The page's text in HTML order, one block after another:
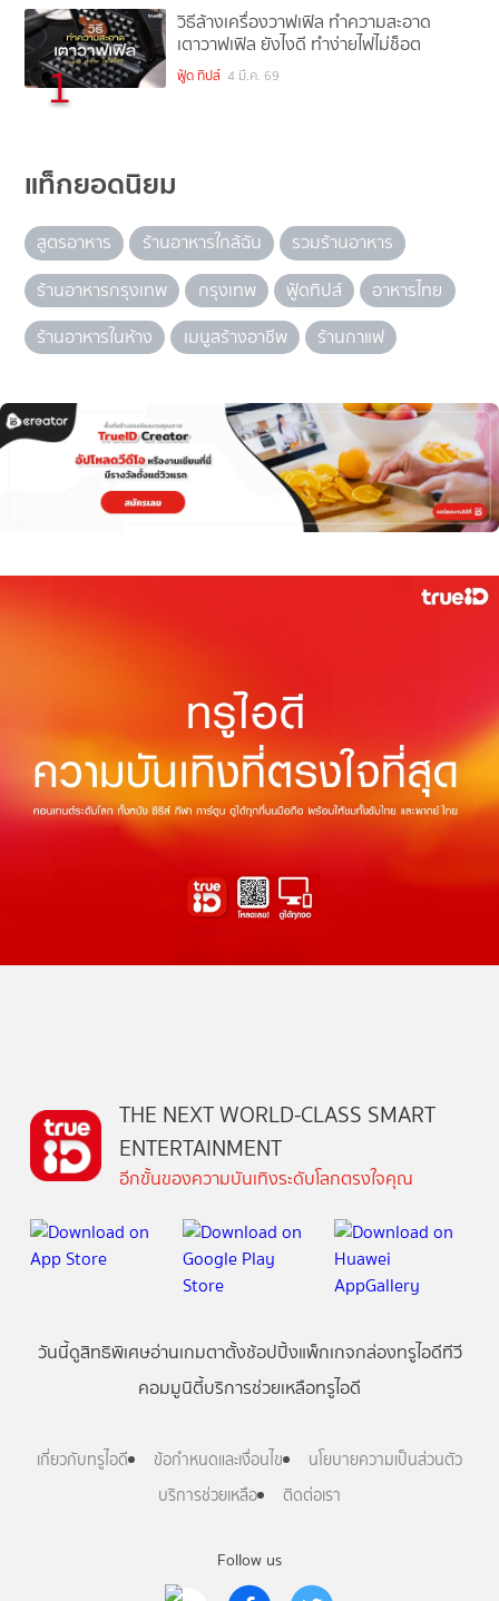
1
วิธีล้างเครื่องวาฟเฟิล ทำความสะอาด
เตาวาฟเฟิล ยังไงดี ทำง่ายไฟไม่ช็อต
ฟู้ด ทิปส์ 4 มี.ค. 69
แท็กยอดนิยม
สูตรอาหาร ร้านอาหารใกล้ฉัน
รวมร้านอาหาร
ร้านอาหารกรุงเทพ
กรุงเทพ ฟู้ดทิปส์
อาหารไทย
ร้านอาหารในห้าง
เมนูสร้างอาชีพ ร้านกาแฟ
Follow us
THE NEXT WORLD-CLASS SMART
ENTERTAINMENT
อีกขั้นของความบันเทิงระดับโลกตรงใจคุณ
วันนี้ดูสิทธิพิเศษอ่านเกมตาตั้งช้อปปิ้งแพ็กเกจกล่องทรูไอดีทีวี
คอมมูนิตี้บริการช่วยเหลือทรูไอดี
เกี่ยวกับทรูไอดี ข้อกำหนดและเงื่อนไข
นโยบายความเป็นส่วนตัว
บริการช่วยเหลือ
ติดต่อเรา